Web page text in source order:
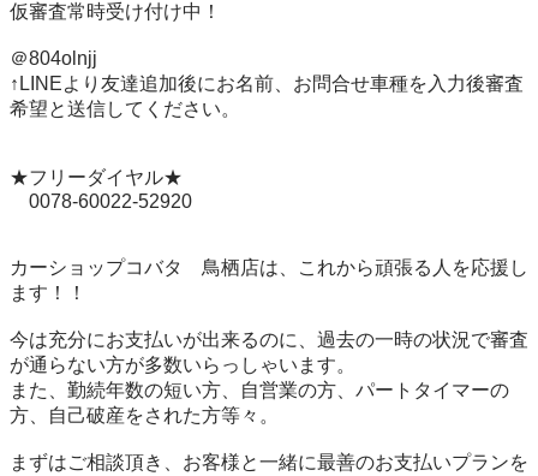
仮審査常時受け付け中！
＠804olnjj
↑LINEより友達追加後にお名前、お問合せ車種を入力後審査
希望と送信してください。
★フリーダイヤル★
0078-60022-52920
カーショップコバタ　鳥栖店は、これから頑張る人を応援し
ます！！
今は充分にお支払いが出来るのに、過去の一時の状況で審査
が通らない方が多数いらっしゃいます。
また、勤続年数の短い方、自営業の方、パートタイマーの
方、自己破産をされた方等々。
まずはご相談頂き、お客様と一緒に最善のお支払いプランを